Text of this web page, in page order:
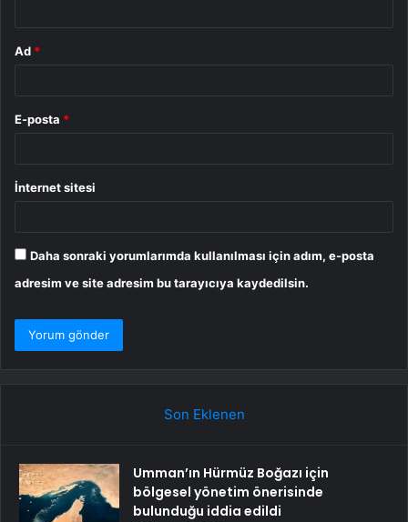
Ad *
E-posta *
İnternet sitesi
Daha sonraki yorumlarımda kullanılması için adım, e-posta
adresim ve site adresim bu tarayıcıya kaydedilsin.
Son Eklenen
Umman’ın Hürmüz Boğazı için
bölgesel yönetim önerisinde
bulunduğu iddia edildi